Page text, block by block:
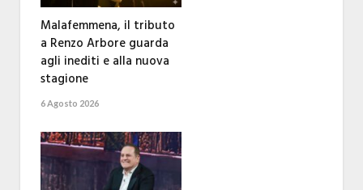
Malafemmena, il tributo
a Renzo Arbore guarda
agli inediti e alla nuova
stagione
6 Agosto 2026